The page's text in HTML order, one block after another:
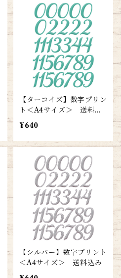
【ターコイズ】数字プリン
ト＜A4サイズ＞ 送料込
み
¥640
【シルバー】数字プリント
＜A4サイズ＞ 送料込み